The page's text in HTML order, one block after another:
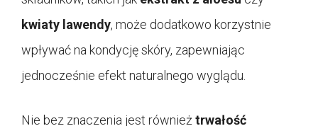
kwiaty lawendy, może dodatkowo korzystnie
wpływać na kondycję skóry, zapewniając
jednocześnie efekt naturalnego wyglądu.
Nie bez znaczenia jest również trwałość